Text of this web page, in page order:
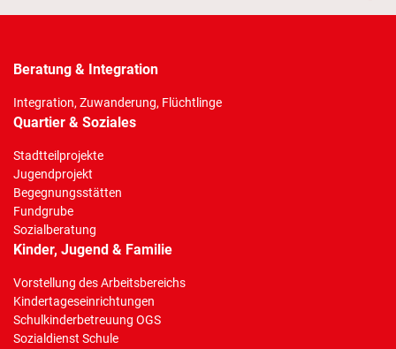
Beratung & Integration
Integration, Zuwanderung, Flüchtlinge
Quartier & Soziales
Stadtteilprojekte
Jugendprojekt
Begegnungsstätten
Fundgrube
Sozialberatung
Kinder, Jugend & Familie
Vorstellung des Arbeitsbereichs
Kindertageseinrichtungen
Schulkinderbetreuung OGS
Sozialdienst Schule